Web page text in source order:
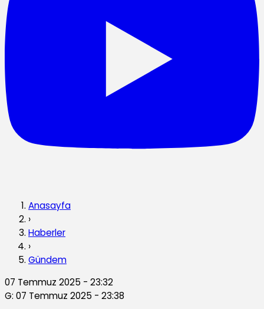
Anasayfa
›
Haberler
›
Gündem
07 Temmuz 2025 - 23:32
G: 07 Temmuz 2025 - 23:38